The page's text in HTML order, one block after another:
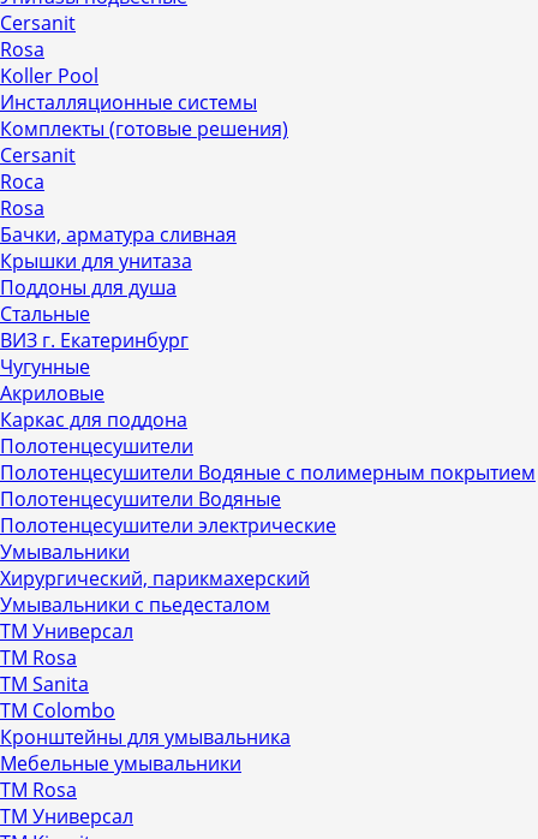
Cersanit
Rosa
Koller Pool
Инсталляционные системы
Комплекты (готовые решения)
Cersanit
Roca
Rosa
Бачки, арматура сливная
Крышки для унитаза
Поддоны для душа
Стальные
ВИЗ г. Екатеринбург
Чугунные
Акриловые
Каркас для поддона
Полотенцесушители
Полотенцесушители Водяные с полимерным покрытием
Полотенцесушители Водяные
Полотенцесушители электрические
Умывальники
Хирургический, парикмахерский
Умывальники с пьедесталом
ТМ Универсал
ТМ Rosa
ТМ Sanita
ТМ Colombo
Кронштейны для умывальника
Мебельные умывальники
ТМ Rosa
ТМ Универсал